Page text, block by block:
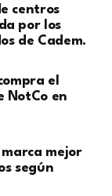
centros
por los
de Cadem.
el
NotCo en
mejor
según